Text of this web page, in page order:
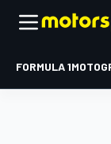
FORMULA 1